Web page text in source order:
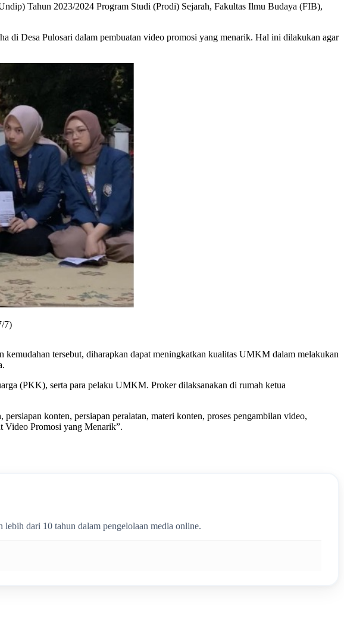
Tahun 2023/2024 Program Studi (Prodi) Sejarah, Fakultas Ilmu Budaya (FIB),
di Desa Pulosari dalam pembuatan video promosi yang menarik. Hal ini dilakukan agar
7)
tersebut, diharapkan dapat meningkatkan kualitas UMKM dalam melakukan
(PKK), serta para pelaku UMKM. Proker dilaksanakan di rumah ketua
konten, persiapan peralatan, materi konten, proses pengambilan video,
Promosi yang Menarik”.
dari 10 tahun dalam pengelolaan media online.